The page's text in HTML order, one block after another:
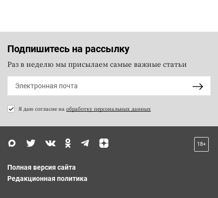
Подпишитесь на рассылку
Раз в неделю мы присылаем самые важные статьи
Я даю согласие на обработку персональных данных
18+
Полная версия сайта
Редакционная политика